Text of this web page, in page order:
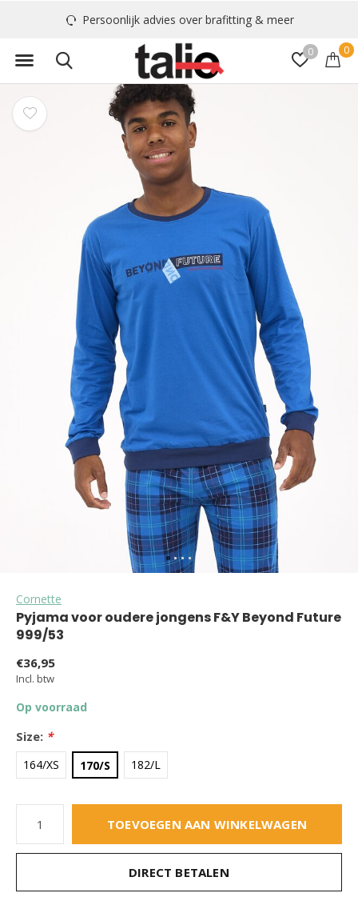
0 0
Persoonlijk advies over brafitting & meer
Cornette
Pyjama voor oudere jongens F&Y Beyond Future
999/53
€36,95
Incl. btw
Op voorraad
Size: *
164/XS 170/S 182/L
TOEVOEGEN AAN WINKELWAGEN
DIRECT BETALEN